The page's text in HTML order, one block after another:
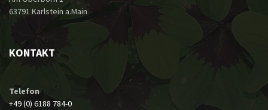
63791 Karlstein a.Main
KONTAKT
Telefon
+49 (0) 6188 784-0